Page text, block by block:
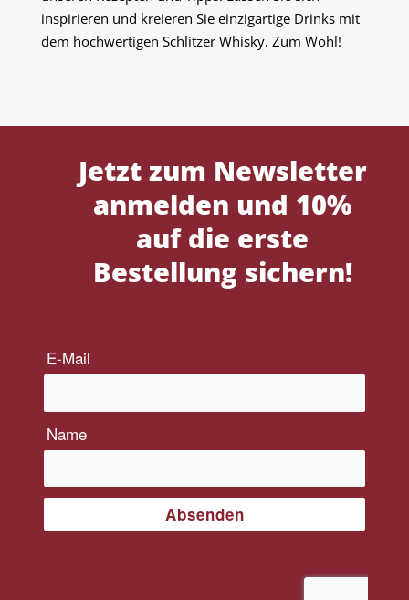
inspirieren und kreieren Sie einzigartige Drinks mit
dem hochwertigen Schlitzer Whisky. Zum Wohl!
Jetzt zum Newsletter
anmelden und 10%
auf die erste
Bestellung sichern!